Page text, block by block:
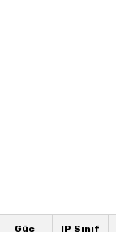
Güç
IP Sınıf